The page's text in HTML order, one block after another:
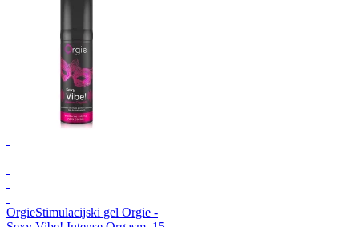
OrgieStimulacijski gel Orgie -